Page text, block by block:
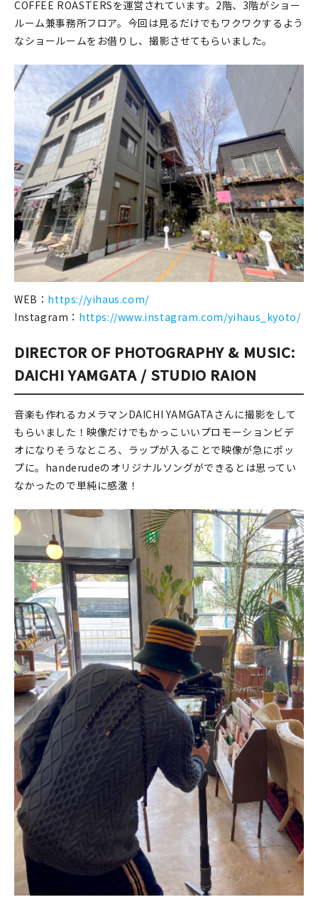
COFFEE ROASTERSを運営されています。2階、3階がショー
ルーム兼事務所フロア。今回は見るだけでもワクワクするよう
なショールームをお借りし、撮影させてもらいました。
WEB： https://yihaus.com/
Instagram： https://www.instagram.com/yihaus_kyoto/
DIRECTOR OF PHOTOGRAPHY & MUSIC:
DAICHI YAMGATA / STUDIO RAION
音楽も作れるカメラマンDAICHI YAMGATAさんに撮影をして
もらいました！映像だけでもかっこいいプロモーションビデ
オになりそうなところ、ラップが入ることで映像が急にポッ
プに。handerudeのオリジナルソングができるとは思ってい
なかったので単純に感激！